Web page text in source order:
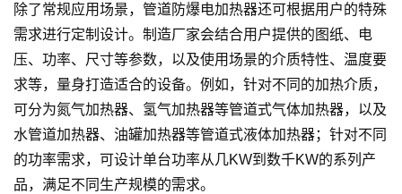
除了常规应用场景，管道防爆电加热器还可根据用户的特殊
需求进行定制设计。制造厂家会结合用户提供的图纸、电
压、功率、尺寸等参数，以及使用场景的介质特性、温度要
求等，量身打造适合的设备。例如，针对不同的加热介质，
可分为氮气加热器、氢气加热器等管道式气体加热器，以及
水管道加热器、油罐加热器等管道式液体加热器；针对不同
的功率需求，可设计单台功率从几KW到数千KW的系列产
品，满足不同生产规模的需求。